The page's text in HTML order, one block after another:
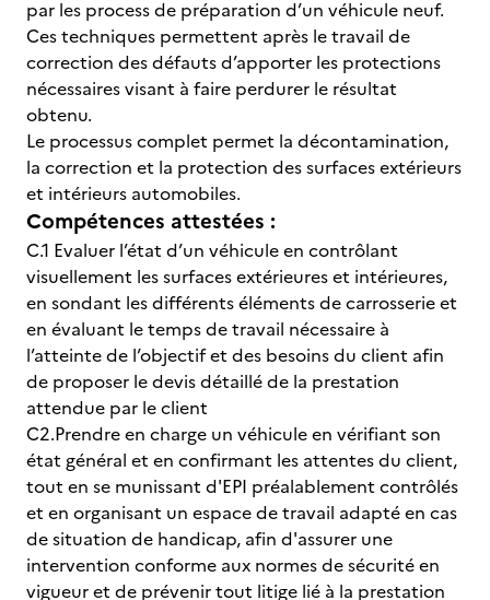
par les process de préparation d’un véhicule neuf.
Ces techniques permettent après le travail de
correction des défauts d’apporter les protections
nécessaires visant à faire perdurer le résultat
obtenu.
Le processus complet permet la décontamination,
la correction et la protection des surfaces extérieurs
et intérieurs automobiles.
Compétences attestées :
C.1 Evaluer l’état d’un véhicule en contrôlant
visuellement les surfaces extérieures et intérieures,
en sondant les différents éléments de carrosserie et
en évaluant le temps de travail nécessaire à
l’atteinte de l’objectif et des besoins du client afin
de proposer le devis détaillé de la prestation
attendue par le client
C2.Prendre en charge un véhicule en vérifiant son
état général et en confirmant les attentes du client,
tout en se munissant d'EPI préalablement contrôlés
et en organisant un espace de travail adapté en cas
de situation de handicap, afin d'assurer une
intervention conforme aux normes de sécurité en
vigueur et de prévenir tout litige lié à la prestation